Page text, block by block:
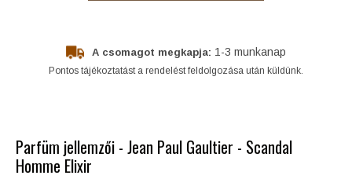
A csomagot megkapja: 1-3 munkanap
Pontos tájékoztatást a rendelést feldolgozása után küldünk.
Parfüm jellemzői - Jean Paul Gaultier - Scandal
Homme Elixir